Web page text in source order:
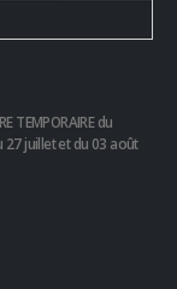
TEMPORAIRE du
27 juillet et du 03 août